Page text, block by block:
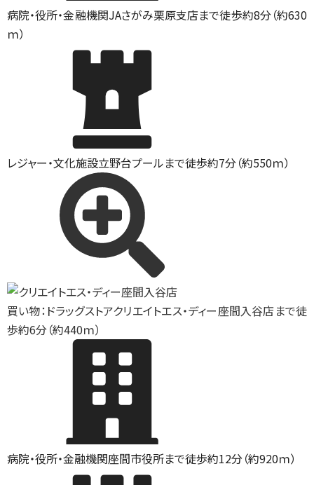
病院・役所・金融機関JAさがみ栗原支店まで徒歩約8分（約630
ｍ）
レジャー・文化施設立野台プールまで徒歩約7分（約550ｍ）
買い物：ドラッグストアクリエイトエス・ディー座間入谷店まで徒
歩約6分（約440ｍ）
病院・役所・金融機関座間市役所まで徒歩約12分（約920ｍ）